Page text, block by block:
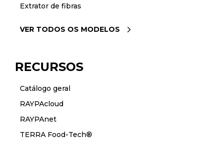
Extrator de fibras
VER TODOS OS MODELOS
RECURSOS
Catálogo geral
RAYPAcloud
RAYPAnet
TERRA Food-Tech®